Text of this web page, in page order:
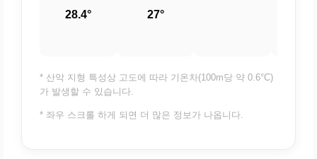
28.4° 27°
* 산악 지형 특성상 고도에 따라 기온차(100m당 약 0.6°C)
가 발생할 수 있습니다.
* 좌우 스크롤 하게 되면 더 많은 정보가 나옵니다.